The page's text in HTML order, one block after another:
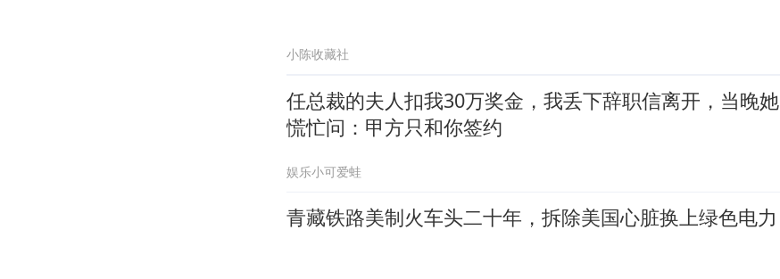
小陈收藏社
任总裁的夫人扣我30万奖金，我丢下辞职信离开，当晚她
慌忙问：甲方只和你签约
娱乐小可爱蛙
青藏铁路美制火车头二十年，拆除美国心脏换上绿色电力